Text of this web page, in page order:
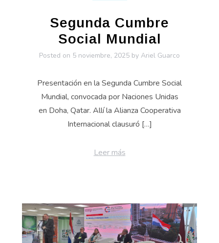
Segunda Cumbre
Social Mundial
Posted on 5 noviembre, 2025 by Ariel Guarco
Presentación en la Segunda Cumbre Social
Mundial, convocada por Naciones Unidas
en Doha, Qatar. Allí la Alianza Cooperativa
Internacional clausuró […]
Leer más